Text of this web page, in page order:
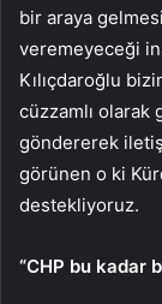
bir araya
veremeyeceği
Kılıçdaroğlu
cüzzamlı olarak
göndererek
görünen o ki
destekliyoruz.
“CHP bu kadar